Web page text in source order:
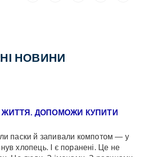
НОВИНИ
ЖИТТЯ. ДОПОМОЖИ КУПИТИ
паски й запивали компотом — у
хлопець. І є поранені. Це не